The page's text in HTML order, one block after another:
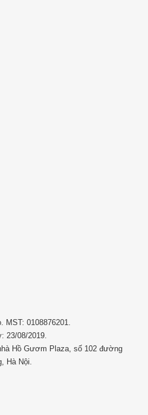
0108876201.
23/08/2019.
Hồ Gươm Plaza, số 102 đường
Hà Nội.